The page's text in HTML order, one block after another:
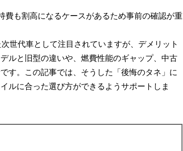
も割高になるケースがあるため事前の確認が重
世代車として注目されていますが、デメリット
ルと旧型の違いや、燃費性能のギャップ、中古
す。この記事では、そうした「後悔のタネ」に
ルに合った選び方ができるようサポートしま